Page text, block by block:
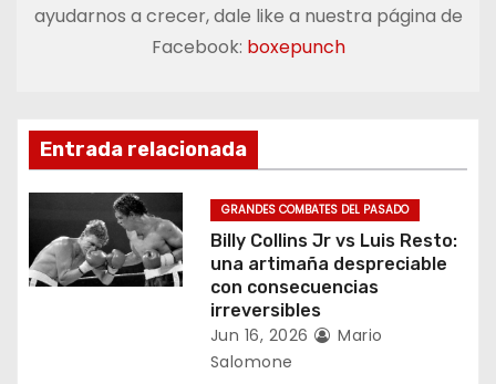
g
c
i
n
ayudarnos a crecer, dale like a nuestra página de
Facebook: boxepunch
Entrada relacionada
GRANDES COMBATES DEL PASADO
Billy Collins Jr vs Luis Resto:
una artimaña despreciable
con consecuencias
irreversibles
Jun 16, 2026
Mario
Salomone